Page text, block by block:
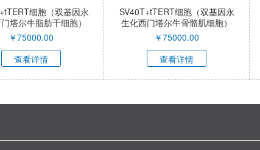
细胞（双基因永
塔尔牛脂肪干细胞）
XY-C040-QI
￥75000.00
查看详情
SV40T+tTERT细胞（双基因永
生化西门塔尔牛骨骼肌细胞）
XY-C039-QI
￥75000.00
查看详情